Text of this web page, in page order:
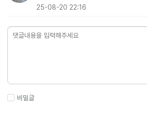
25-08-20 22:16
비밀글